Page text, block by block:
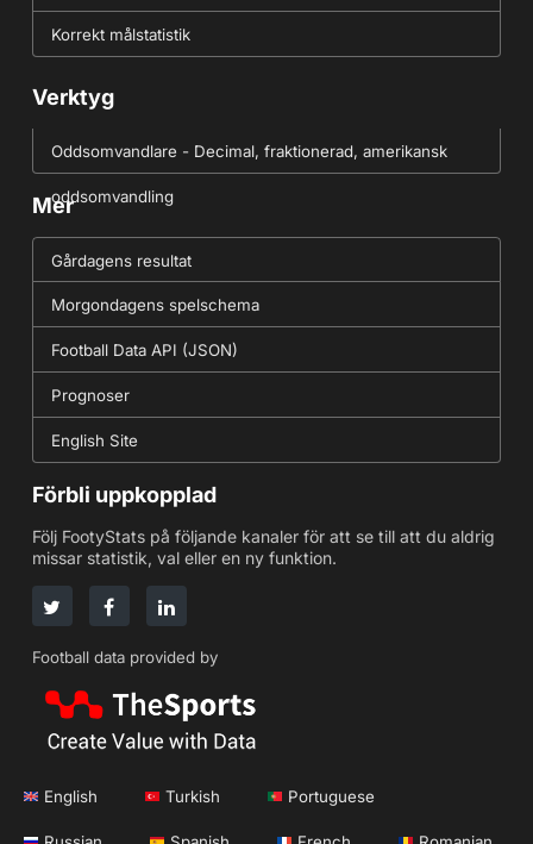
Korrekt målstatistik
Verktyg
Oddsomvandlare - Decimal, fraktionerad, amerikansk
oddsomvandling
Mer
Gårdagens resultat
Morgondagens spelschema
Football Data API (JSON)
Prognoser
English Site
Förbli uppkopplad
Följ FootyStats på följande kanaler för att se till att du aldrig
missar statistik, val eller en ny funktion.
Football data provided by
English Turkish Portuguese